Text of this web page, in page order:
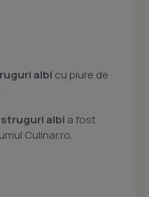
albi cu piure de
albi a fost
Culinar.ro.